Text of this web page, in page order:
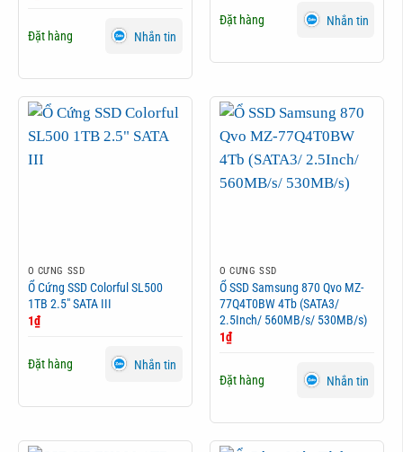
Đặt hàng Nhắn tin
Đặt hàng Nhắn tin
Ổ CỨNG SSD
Ổ Cứng SSD Colorful SL500
1TB 2.5″ SATA III
1₫
Đặt hàng Nhắn tin
Ổ CỨNG SSD
Ổ SSD Samsung 870 Qvo MZ-
77Q4T0BW 4Tb (SATA3/
2.5Inch/ 560MB/s/ 530MB/s)
1₫
Đặt hàng Nhắn tin